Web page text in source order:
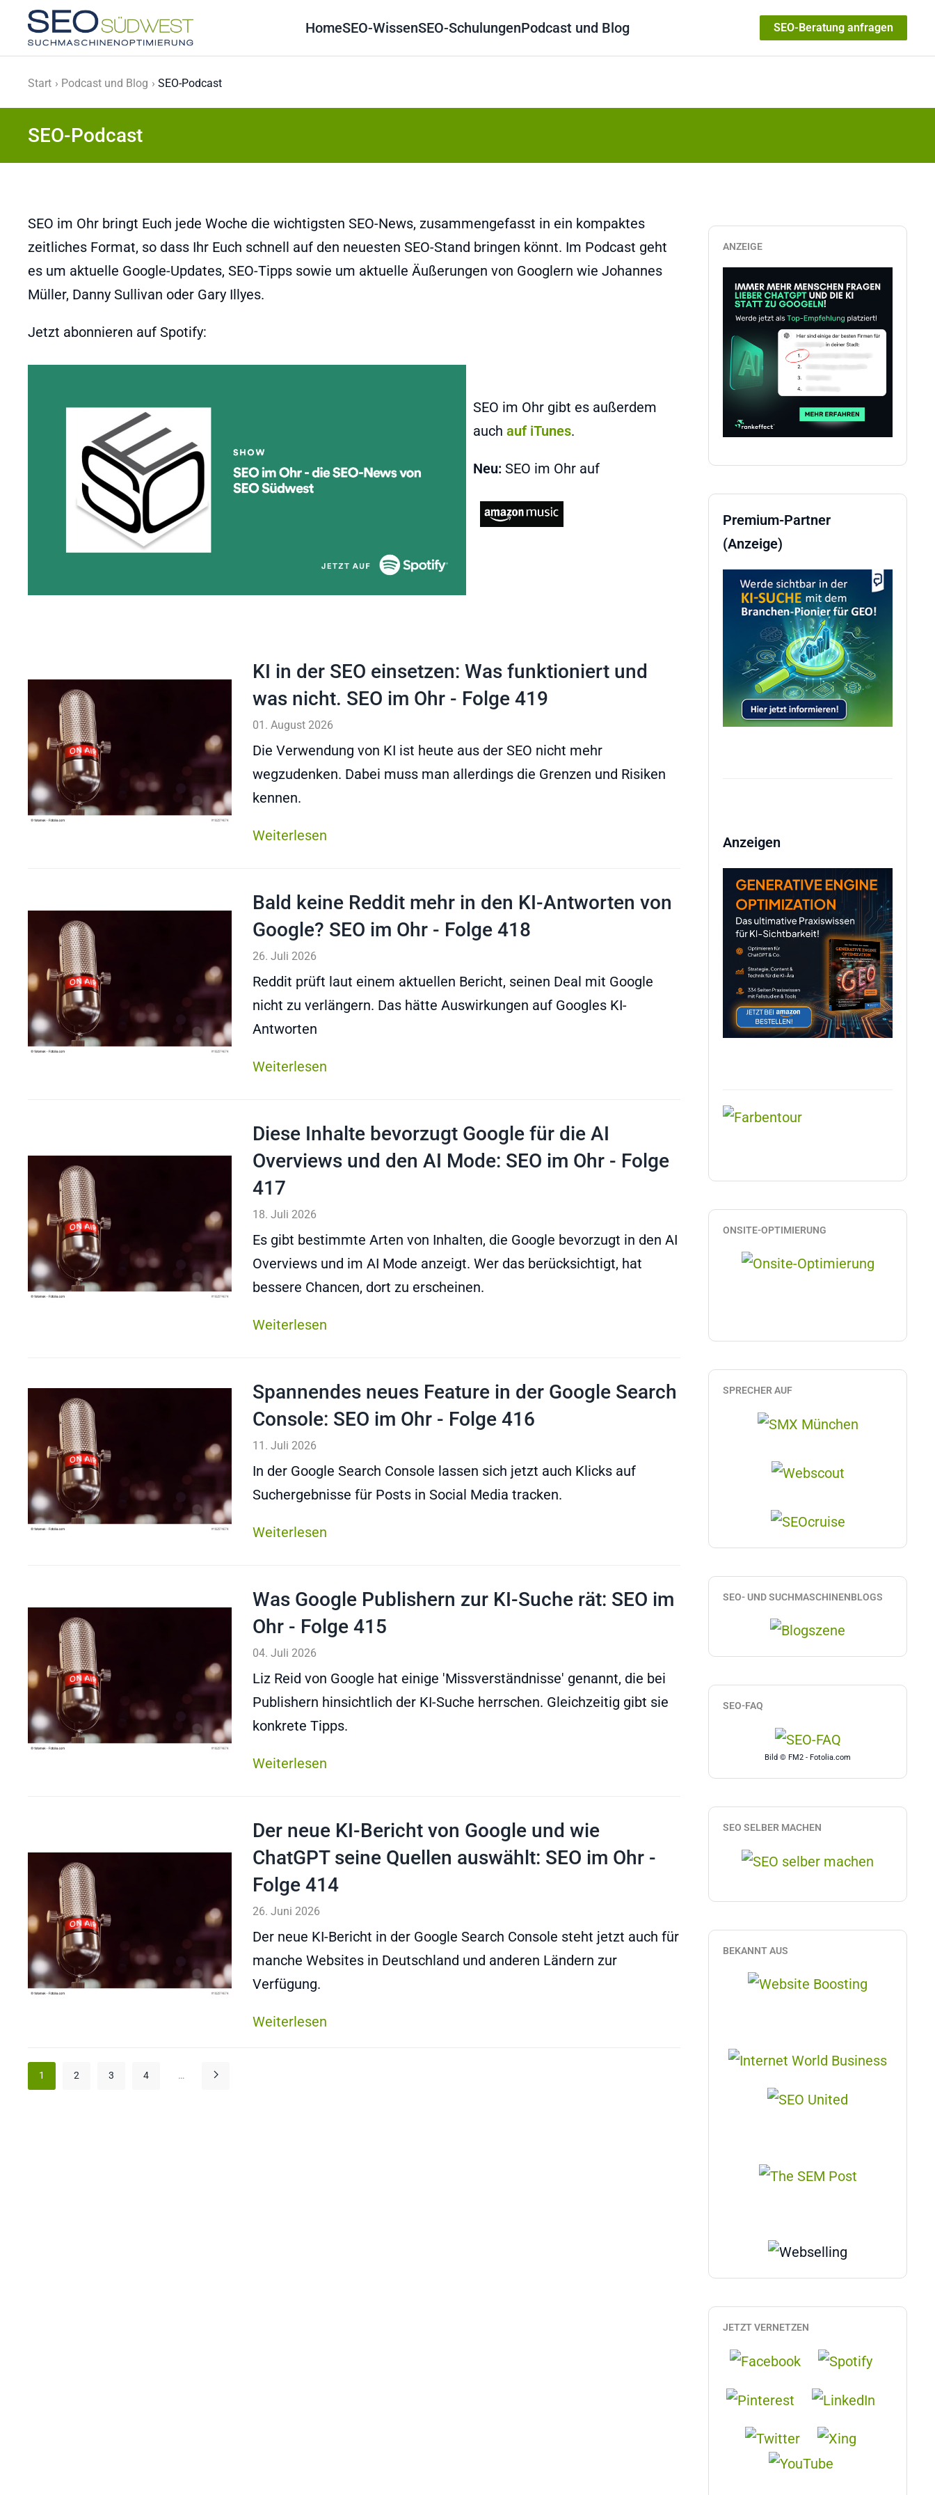
Skip to main content
HomeSEO-WissenSEO-SchulungenPodcast und Blog SEO-Beratung anfragen
Start Podcast und Blog SEO-Podcast
SEO-Podcast
SEO im Ohr bringt Euch jede Woche die wichtigsten SEO-News, zusammengefasst in ein kompaktes
zeitliches Format, so dass Ihr Euch schnell auf den neuesten SEO-Stand bringen könnt. Im Podcast geht
es um aktuelle Google-Updates, SEO-Tipps sowie um aktuelle Äußerungen von Googlern wie Johannes
Müller, Danny Sullivan oder Gary Illyes.
Jetzt abonnieren auf Spotify:
SEO im Ohr gibt es außerdem
auch auf iTunes.
Neu: SEO im Ohr auf
KI in der SEO einsetzen: Was funktioniert und
was nicht. SEO im Ohr - Folge 419
01. August 2026
Die Verwendung von KI ist heute aus der SEO nicht mehr
wegzudenken. Dabei muss man allerdings die Grenzen und Risiken
kennen.
Weiterlesen
Bald keine Reddit mehr in den KI-Antworten von
Google? SEO im Ohr - Folge 418
26. Juli 2026
Reddit prüft laut einem aktuellen Bericht, seinen Deal mit Google
nicht zu verlängern. Das hätte Auswirkungen auf Googles KI-
Antworten
Weiterlesen
Diese Inhalte bevorzugt Google für die AI
Overviews und den AI Mode: SEO im Ohr - Folge
417
18. Juli 2026
Es gibt bestimmte Arten von Inhalten, die Google bevorzugt in den AI
Overviews und im AI Mode anzeigt. Wer das berücksichtigt, hat
bessere Chancen, dort zu erscheinen.
Weiterlesen
Spannendes neues Feature in der Google Search
Console: SEO im Ohr - Folge 416
11. Juli 2026
In der Google Search Console lassen sich jetzt auch Klicks auf
Suchergebnisse für Posts in Social Media tracken.
Weiterlesen
Was Google Publishern zur KI-Suche rät: SEO im
Ohr - Folge 415
04. Juli 2026
Liz Reid von Google hat einige 'Missverständnisse' genannt, die bei
Publishern hinsichtlich der KI-Suche herrschen. Gleichzeitig gibt sie
konkrete Tipps.
Weiterlesen
Der neue KI-Bericht von Google und wie
ChatGPT seine Quellen auswählt: SEO im Ohr -
Folge 414
26. Juni 2026
Der neue KI-Bericht in der Google Search Console steht jetzt auch für
manche Websites in Deutschland und anderen Ländern zur
Verfügung.
Weiterlesen
1 2 3 4 …
ANZEIGE
Premium-Partner
(Anzeige)
Anzeigen
ONSITE-OPTIMIERUNG
SPRECHER AUF
SEO- UND SUCHMASCHINENBLOGS
SEO-FAQ
Bild © FM2 - Fotolia.com
SEO SELBER MACHEN
BEKANNT AUS
JETZT VERNETZEN